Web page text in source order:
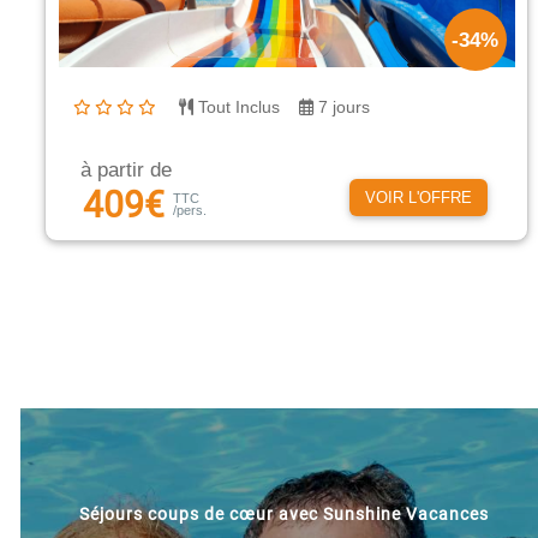
-34%
Tout Inclus 7 jours
à partir de
409€ TTC
/pers.
VOIR L'OFFRE
Séjours coups de cœur avec Sunshine Vacances